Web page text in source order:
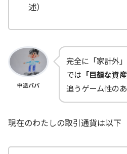
述）
中途パパ
完全に「家計外
では 「巨額な資
追うゲーム性の
現在のわたしの取引通貨は以下